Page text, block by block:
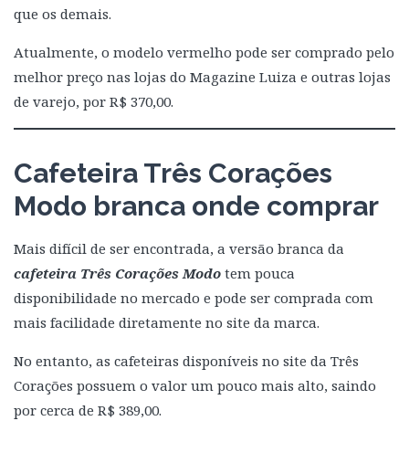
que os demais.
Atualmente, o modelo vermelho pode ser comprado pelo
melhor preço nas lojas do Magazine Luiza e outras lojas
de varejo, por R$ 370,00.
Cafeteira Três Corações
Modo branca onde comprar
Mais difícil de ser encontrada, a versão branca da
cafeteira Três Corações Modo tem pouca
disponibilidade no mercado e pode ser comprada com
mais facilidade diretamente no site da marca.
No entanto, as cafeteiras disponíveis no site da Três
Corações possuem o valor um pouco mais alto, saindo
por cerca de R$ 389,00.